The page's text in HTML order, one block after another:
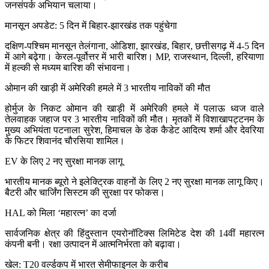
जनसंपर्क अभियान चलाया।
मानसून अपडेट: 5 दिन में बिहार-झारखंड तक पहुंचेगा
दक्षिण-पश्चिम मानसून तेलंगाना, ओडिशा, झारखंड, बिहार, छत्तीसगढ़ में 4-5 दिन
में आगे बढ़ेगा। केरल-पूर्वोत्तर में भारी बारिश। MP, राजस्थान, दिल्ली, हरियाणा
में हल्की से मध्यम बारिश की संभावना।
ओमान की खाड़ी में अमेरिकी हमले में 3 भारतीय नाविकों की मौत
होर्मुज के निकट ओमान की खाड़ी में अमेरिकी हमले में पलाऊ ध्वज वाले
तेलवाहक जहाज पर 3 भारतीय नाविकों की मौत। मृतकों में विशाखापट्टनम के
मुख्य अभियंता पटनाला सुरेश, हिमाचल के डेक कैडेट आदित्य शर्मा और देवरिया
के फिटर शिवानंद चौरसिया शामिल।
EV के लिए 2 नए सुरक्षा मानक लागू
भारतीय मानक ब्यूरो ने इलेक्ट्रिक वाहनों के लिए 2 नए सुरक्षा मानक लागू किए।
बैटरी और चार्जिंग सिस्टम की सुरक्षा पर फोकस।
HAL को मिला ‘महारत्न’ का दर्जा
सार्वजनिक क्षेत्र की हिंदुस्तान एयरोनॉटिक्स लिमिटेड देश की 14वीं महारत्न
कंपनी बनी। रक्षा उत्पादन में आत्मनिर्भरता को बढ़ावा।
खेल: T20 वर्ल्डकप में भारत सेमीफाइनल के करीब